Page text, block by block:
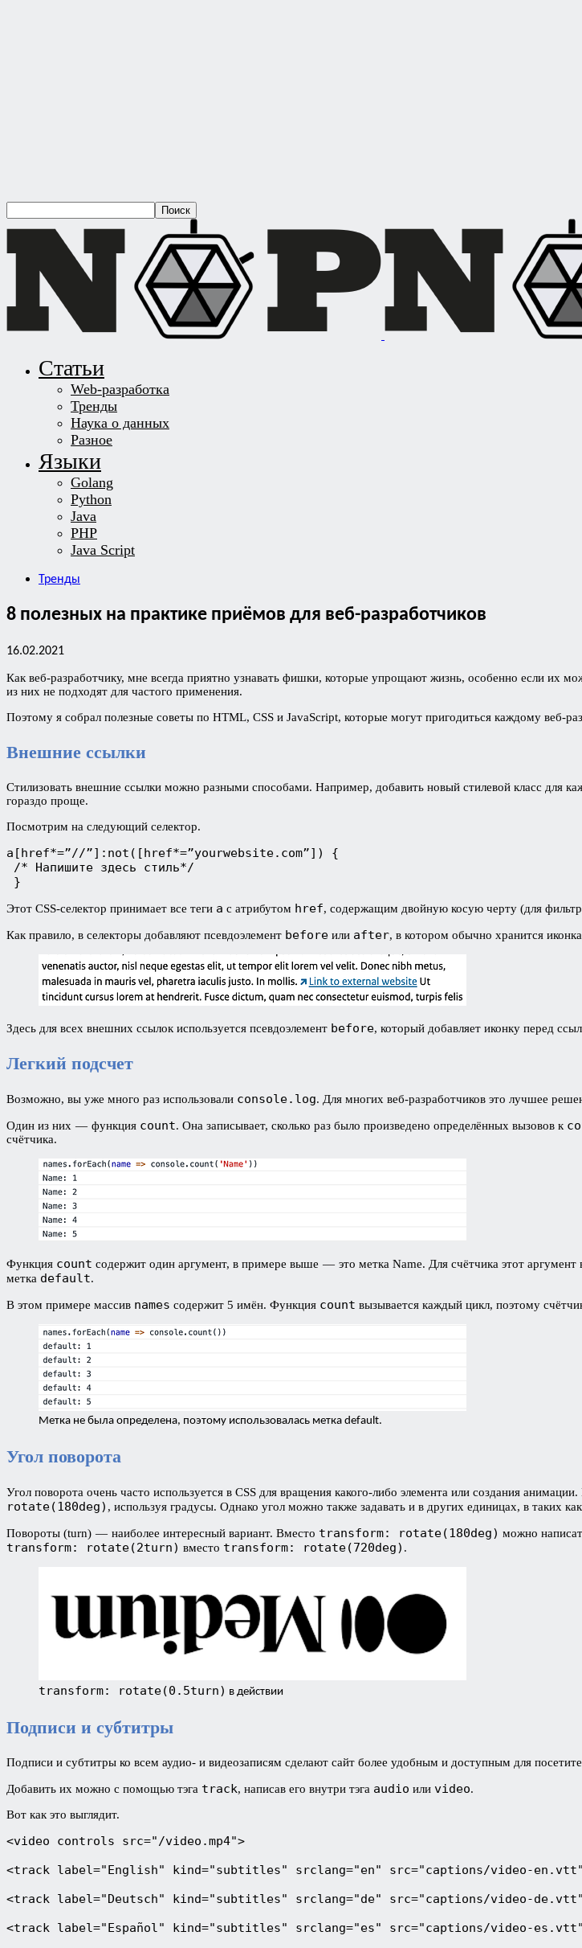
Статьи
Web-разработка
Тренды
Наука о данных
Разное
Языки
Golang
Python
Java
PHP
Java Script
Тренды
8 полезных на практике приёмов для веб-разработчиков
16.02.2021
Как веб-разработчику, мне всегда приятно узнавать фишки, которые упрощают жизнь, особенно если их
из них не подходят для частого применения.
Поэтому я собрал полезные советы по HTML, CSS и JavaScript, которые могут пригодиться каждому веб-
Внешние ссылки
Стилизовать внешние ссылки можно разными способами. Например, добавить новый стилевой класс для
гораздо проще.
Посмотрим на следующий селектор.
a[href*=”//”]:not([href*=”yourwebsite.com”]) {
/* Напишите здесь стиль*/
}
Этот CSS-селектор принимает все теги a с атрибутом href, содержащим двойную косую черту (для
Как правило, в селекторы добавляют псевдоэлемент before или after, в котором обычно хранится
Здесь для всех внешних ссылок используется псевдоэлемент before, который добавляет иконку перед
Легкий подсчет
Возможно, вы уже много раз использовали console.log. Для многих веб-разработчиков это лучшее
Один из них — функция count. Она записывает, сколько раз было произведено определённых вызовов к
счётчика.
Функция count содержит один аргумент, в примере выше — это метка Name. Для счётчика этот
метка default.
В этом примере массив names содержит 5 имён. Функция count вызывается каждый цикл, поэтому
Метка не была определена, поэтому использовалась метка default.
Угол поворота
Угол поворота очень часто используется в CSS для вращения какого-либо элемента или создания
rotate(180deg) , используя градусы. Однако угол можно также задавать и в других единицах, в таких как
Повороты (turn) — наиболее интересный вариант. Вместо transform: rotate(180deg) можно
transform: rotate(2turn) вместо transform: rotate(720deg) .
transform: rotate(0.5turn) в действии
Подписи и субтитры
Подписи и субтитры ко всем аудио- и видеозаписям сделают сайт более удобным и доступным для
Добавить их можно с помощью тэга track, написав его внутри тэга audio или video.
Вот как это выглядит.
<video controls src="/video.mp4">
<track label="English" kind="subtitles" srclang="en" src="captions/video-
<track label="Deutsch" kind="subtitles" srclang="de" src="captions/video-
<track label="Español" kind="subtitles" srclang="es" src="captions/video-